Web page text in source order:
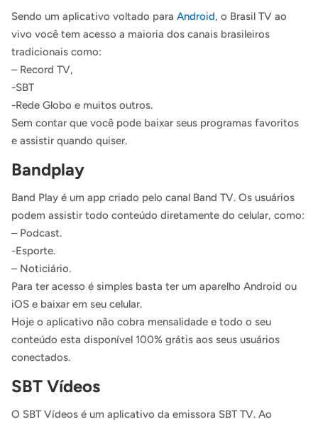
Sendo um aplicativo voltado para Android, o Brasil TV ao
vivo você tem acesso a maioria dos canais brasileiros
tradicionais como:
– Record TV,
-SBT
-Rede Globo e muitos outros.
Sem contar que você pode baixar seus programas favoritos
e assistir quando quiser.
Bandplay
Band Play é um app criado pelo canal Band TV. Os usuários
podem assistir todo conteúdo diretamente do celular, como:
– Podcast.
-Esporte.
– Noticiário.
Para ter acesso é simples basta ter um aparelho Android ou
iOS e baixar em seu celular.
Hoje o aplicativo não cobra mensalidade e todo o seu
conteúdo esta disponível 100% grátis aos seus usuários
conectados.
SBT Vídeos
O SBT Vídeos é um aplicativo da emissora SBT TV. Ao